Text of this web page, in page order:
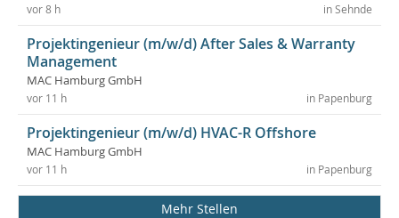
in Sehnde
vor 8 h
Projektingenieur (m/w/d) After Sales & Warranty
Management
MAC Hamburg GmbH
in Papenburg
vor 11 h
Projektingenieur (m/w/d) HVAC-R Offshore
MAC Hamburg GmbH
in Papenburg
vor 11 h
Mehr Stellen